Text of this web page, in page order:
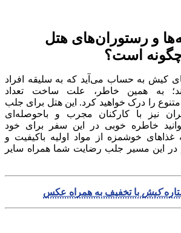
و رستوران‌های هتل
است؟
کیش به حساب می‌آید که به سلیقه افراد
به همین خاطر، علت ساخت تعداد
را درک خواهید کرد. این هتل برای جلب
نیز با کارکنان مجرب و باحوصله‌ای
خاطره خوبی در این سفر برای خود
غذاهای خوشمزه از مواد اولیه باکیفیت و
این مسیر جلب رضایت شما همراه سایر
کیش با تخفیف به همراه عکس